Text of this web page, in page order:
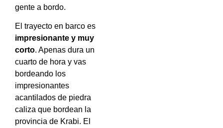
gente a bordo.
El trayecto en barco es
impresionante y muy
corto. Apenas dura un
cuarto de hora y vas
bordeando los
impresionantes
acantilados de piedra
caliza que bordean la
provincia de Krabi. El